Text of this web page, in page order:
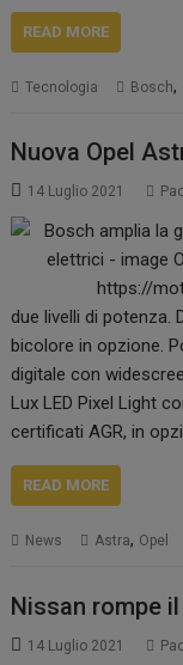
READ MORE
Tecnologia Bosch,
Nuova Opel
14 Luglio 2021
due livelli di potenza.
bicolore in opzione.
digitale con
Lux LED Pixel Light
certificati AGR, in
READ MORE
News Astra, Opel
Nissan rompe
14 Luglio 2021